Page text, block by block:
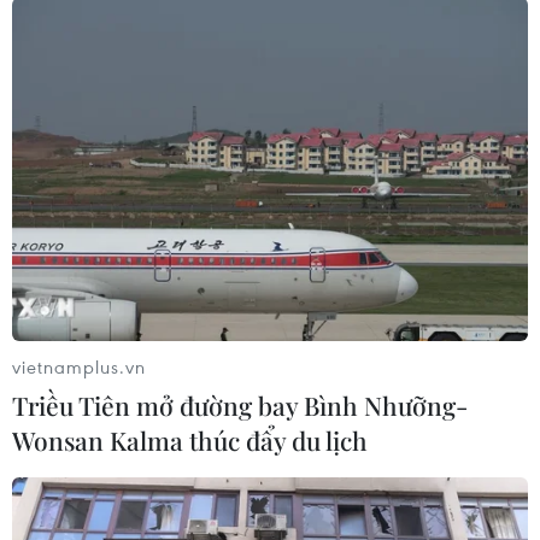
#Australia #Tế bào gan #Tế bào da
#Hepatocyte
#Bệnh nan y
Australia
Theo dõi VietnamPlus
vietnamplus.vn
Triều Tiên mở đường bay Bình Nhưỡng-
Wonsan Kalma thúc đẩy du lịch